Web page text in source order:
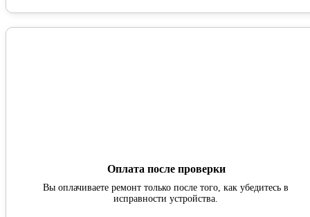
Оплата после проверки
Вы оплачиваете ремонт только после того, как убедитесь в
исправности устройства.